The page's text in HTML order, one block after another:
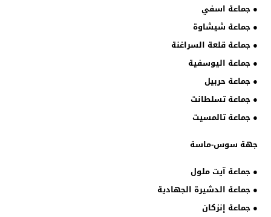
● جماعة اسفي
● جماعة شيشاوة
● جماعة قلعة السراغنة
● جماعة اليوسفية
● جماعة حربيل
● جماعة تسلطانت
● جماعة تالمسيت
جهة سوس-ماسة
● جماعة آيت ملول
● جماعة الدشيرة الجهادية
● جماعة إنزكان